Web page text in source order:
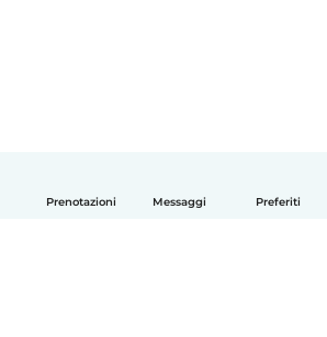
Prenotazioni Messaggi Preferiti